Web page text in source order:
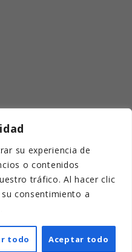
su experiencia de
o contenidos
tráfico. Al hacer clic
consentimiento a
todo Aceptar todo